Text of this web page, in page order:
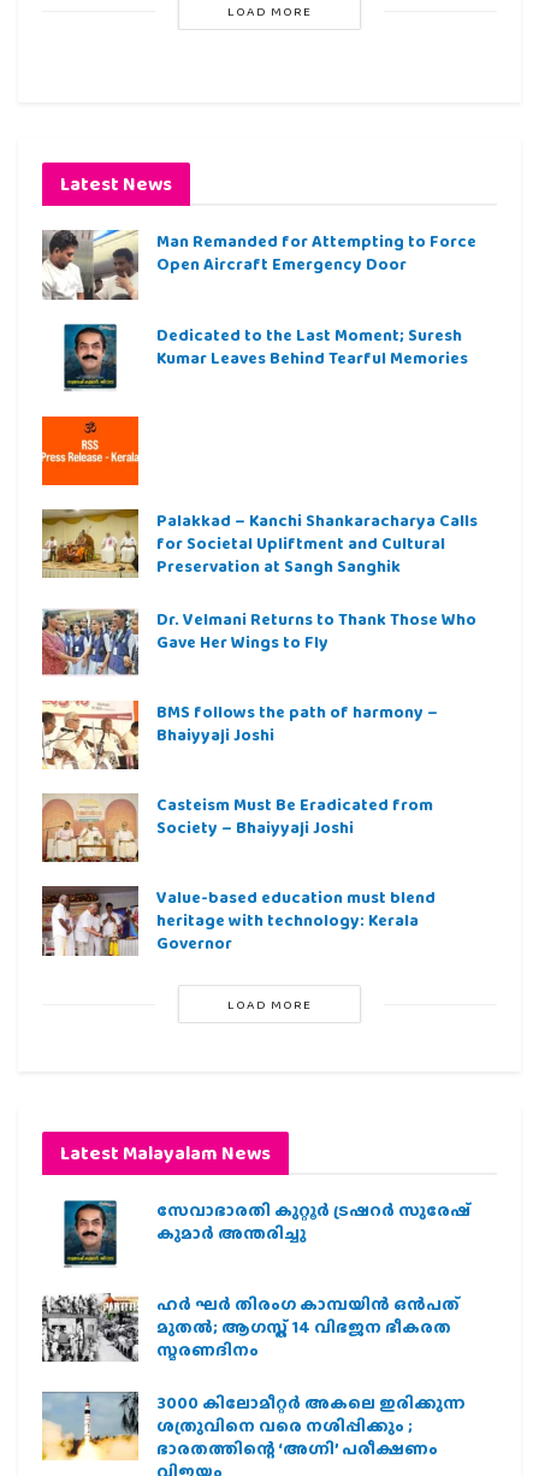
LOAD MORE
Latest News
Man Remanded for Attempting to Force
Open Aircraft Emergency Door
Dedicated to the Last Moment; Suresh
Kumar Leaves Behind Tearful Memories
Palakkad – Kanchi Shankaracharya Calls
for Societal Upliftment and Cultural
Preservation at Sangh Sanghik
Dr. Velmani Returns to Thank Those Who
Gave Her Wings to Fly
BMS follows the path of harmony –
Bhaiyyaji Joshi
Casteism Must Be Eradicated from
Society – Bhaiyyaji Joshi
Value-based education must blend
heritage with technology: Kerala
Governor
LOAD MORE
Latest Malayalam News
സേവാഭാരതി കുറ്റൂർ ട്രഷറർ സുരേഷ്
കുമാർ അന്തരിച്ചു
ഹര്‍ ഘര്‍ തിരംഗ കാമ്പയിന്‍ ഒന്‍പത്
മുതല്‍; ആഗസ്ത് 14 വിഭജന ഭീകരത
സ്മരണദിനം
3000 കിലോമീറ്റർ അകലെ ഇരിക്കുന്ന
ശത്രുവിനെ വരെ നശിപ്പിക്കും ;
ഭാരതത്തിന്റെ ‘അഗ്നി’ പരീക്ഷണം
വിജയം